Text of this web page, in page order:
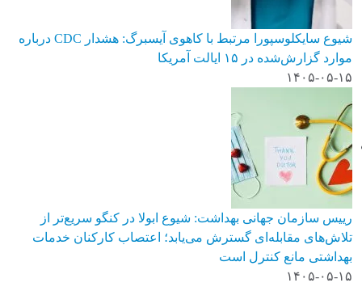
شیوع سایکلوسپورا مرتبط با کاهوی آیسبرگ: هشدار CDC درباره
موارد گزارش‌شده در ۱۵ ایالت آمریکا
۱۴۰۵-۰۵-۱۵
رییس سازمان جهانی بهداشت: شیوع ابولا در کنگو سریع‌تر از
تلاش‌های مقابله‌ای گسترش می‌یابد؛ اعتصاب کارکنان خدمات
بهداشتی مانع کنترل است
۱۴۰۵-۰۵-۱۵